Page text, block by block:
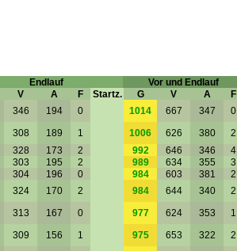
Endlauf
Vor und Endlauf
V A F Startz. G V A
F
346 194 0 1014 667 347 0
308 189 1 1006 626 380
2
328 173 2 992 646 346
4
303 195 2 989 634 355
3
304 196 0 984 603 381
2
324 170 2 984 644 340 2
313 167 0 977 624 353 1
309 156 1 975 653 322 2